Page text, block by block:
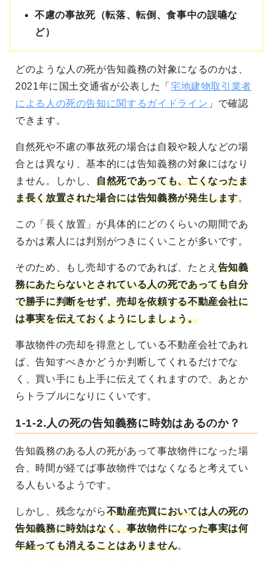
不慮の事故死（転落、転倒、食事中の誤嚥な
ど）
どのような人の死が告知義務の対象になるのかは、
2021年に国土交通省が公表した「 宅地建物取引業者
による人の死の告知に関するガイドライン 」で確認
できます。
自然死や不慮の事故死の場合は自殺や殺人などの場
合とは異なり、基本的には告知義務の対象にはなり
ません。しかし、自然死であっても、亡くなったま
ま長く放置された場合には告知義務が発生します。
この「長く放置」が具体的にどのくらいの期間であ
るかは素人には判別がつきにくいことが多いです。
そのため、もし売却するのであれば、たとえ 告知義
務にあたらないとされている人の死であっても自分
で勝手に判断をせず、売却を依頼する不動産会社に
は事実を伝えておくようにしましょう。
事故物件の売却を得意としている不動産会社であれ
ば、告知すべきかどうか判断してくれるだけでな
く、買い手にも上手に伝えてくれますので、あとか
らトラブルになりにくいです。
1-1-2.人の死の告知義務に時効はあるのか？
告知義務のある人の死があって事故物件になった場
合、時間が経てば事故物件ではなくなると考えてい
る人もいるようです。
しかし、残念ながら不動産売買においては人の死の
告知義務に時効はなく、事故物件になった事実は何
年経っても消えることはありません。